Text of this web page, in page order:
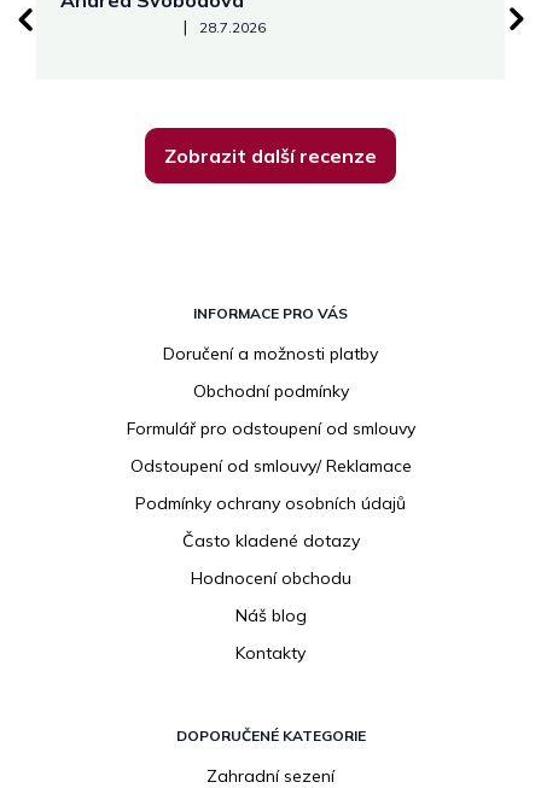
Hodnocení obchodu je 5 z 5 hvězdiček.
| 28.7.2026
Zobrazit další recenze
INFORMACE PRO VÁS
Doručení a možnosti platby
Obchodní podmínky
Formulář pro odstoupení od smlouvy
Odstoupení od smlouvy/ Reklamace
Podmínky ochrany osobních údajů
Často kladené dotazy
Hodnocení obchodu
Náš blog
Kontakty
DOPORUČENÉ KATEGORIE
Zahradní sezení